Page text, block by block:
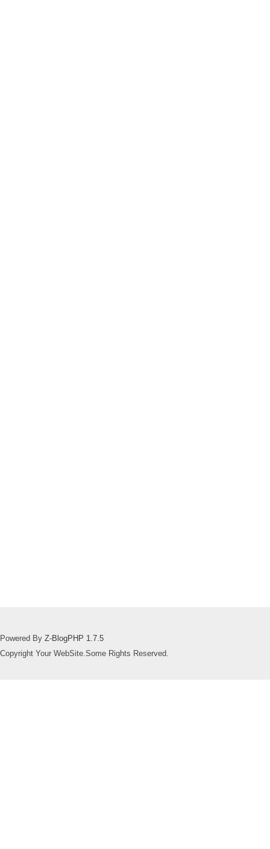
Powered By Z-BlogPHP 1.7.5
Copyright Your WebSite.Some Rights Reserved.